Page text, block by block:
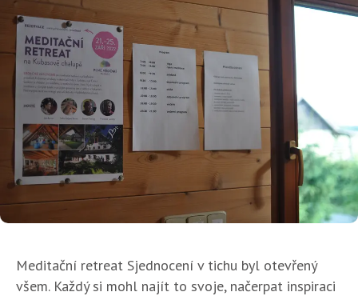
Meditační retreat Sjednocení v tichu byl otevřený
všem. Každý si mohl najít to svoje, načerpat inspiraci